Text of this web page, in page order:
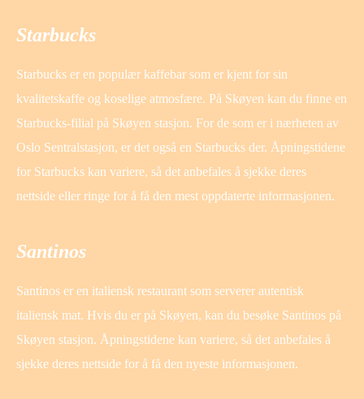
Starbucks
Starbucks er en populær kaffebar som er kjent for sin
kvalitetskaffe og koselige atmosfære. På Skøyen kan du finne en
Starbucks-filial på Skøyen stasjon. For de som er i nærheten av
Oslo Sentralstasjon, er det også en Starbucks der. Åpningstidene
for Starbucks kan variere, så det anbefales å sjekke deres
nettside eller ringe for å få den mest oppdaterte informasjonen.
Santinos
Santinos er en italiensk restaurant som serverer autentisk
italiensk mat. Hvis du er på Skøyen, kan du besøke Santinos på
Skøyen stasjon. Åpningstidene kan variere, så det anbefales å
sjekke deres nettside for å få den nyeste informasjonen.